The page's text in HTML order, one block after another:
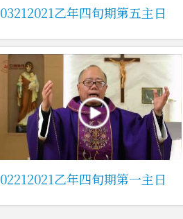
03212021乙年四旬期第五主日
02212021乙年四旬期第一主日